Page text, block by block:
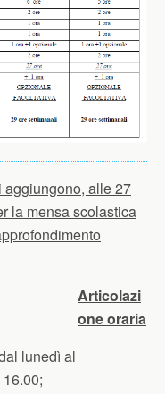
aggiungono, alle 27
la mensa scolastica
Articolazi
one oraria
lunedì al